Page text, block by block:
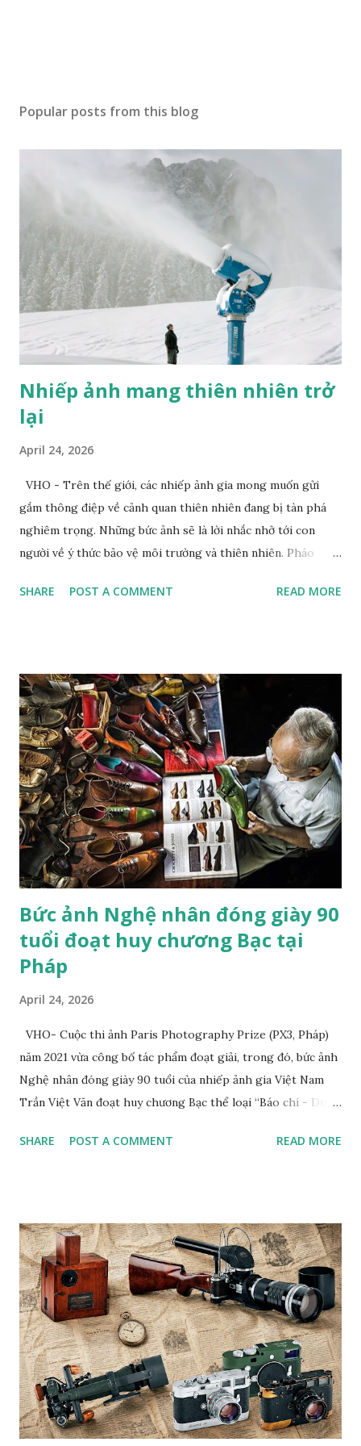
Popular posts from this blog
Nhiếp ảnh mang thiên nhiên trở
lại
April 24, 2026
VHO - Trên thế giới, các nhiếp ảnh gia mong muốn gửi
gắm thông điệp về cảnh quan thiên nhiên đang bị tàn phá
nghiêm trọng. Những bức ảnh sẽ là lời nhắc nhở tới con
người về ý thức bảo vệ môi trường và thiên nhiên. Pháo
Dolomites. Ảnh: Zed Nelson/Institute Khi nhiếp ảnh gia
pastel. Nhiếp ảnh gia đến từ London này không nói "hoàn
hảo" theo nghĩa "được vẽ một cách điêu luyện"; mà là ẩn dụ
hoàn hảo cho mối quan hệ lý tưởng giữa con người và thiên
nhiên. Bức tranh gợi nhớ đến một tác phẩm nghệ thuật
khác: Chú hổ con đang chơi đùa với mẹ. Đây là tác phẩm của
họa sĩ trường phái lãng mạn người Pháp Eugene Delacroix,
người đã sử dụng một chú hổ nuôi nhốt tại sở thú và chú
mèo cưng của mình làm mẫu. "Trường phái lãng mạn trong
hội h...
SHARE POST A COMMENT READ MORE
Bức ảnh Nghệ nhân đóng giày 90
tuổi đoạt huy chương Bạc tại
Pháp
April 24, 2026
VHO- Cuộc thi ảnh Paris Photography Prize (PX3, Pháp)
năm 2021 vừa công bố tác phẩm đoạt giải, trong đó, bức ảnh
Nghệ nhân đóng giày 90 tuổi của nhiếp ảnh gia Việt Nam
Trần Việt Văn đoạt huy chương Bạc thể loại “Báo chí - Du
đoạt giải của anh chụp nghệ nhân Trịnh Ngọc sống ở
chụp nghệ nhân đóng giày Trịnh Ngọc của nhiếp ảnh gia
Trần Việt Văn cũng từng xuất bản trên web Private Photo
Revie w (Pháp), tạp chí Fstop (Mỹ) và đoạt giải Nhất cuộc
thi ảnh quốc tế lần thứ VII Concurso International De
Fotografia Alicante (Tây Ban Nha). Anh cũng là nhiếp ảnh
gia Việt Nam duy nhất đoạt giải PX3 của Pháp trong 8 năm
liên tiếp. B.T
SHARE POST A COMMENT READ MORE